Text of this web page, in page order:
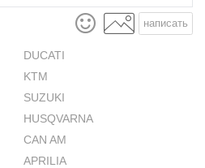
написать
DUCATI
KTM
SUZUKI
HUSQVARNA
CAN AM
APRILIA